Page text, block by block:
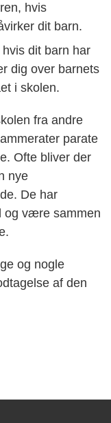
hvis
dit barn.
dit barn har
dig over barnets
i skolen.
fra andre
parate
Ofte bliver der
nye
De har
og være sammen
og nogle
af den